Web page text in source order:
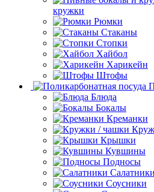
кружки
Рюмки
Стаканы
Стопки
Хайбол
Харикейн
Штофы
Блюда
Бокалы
Креманки
Крышки
Кувшины
Подносы
Салатники
Соусники